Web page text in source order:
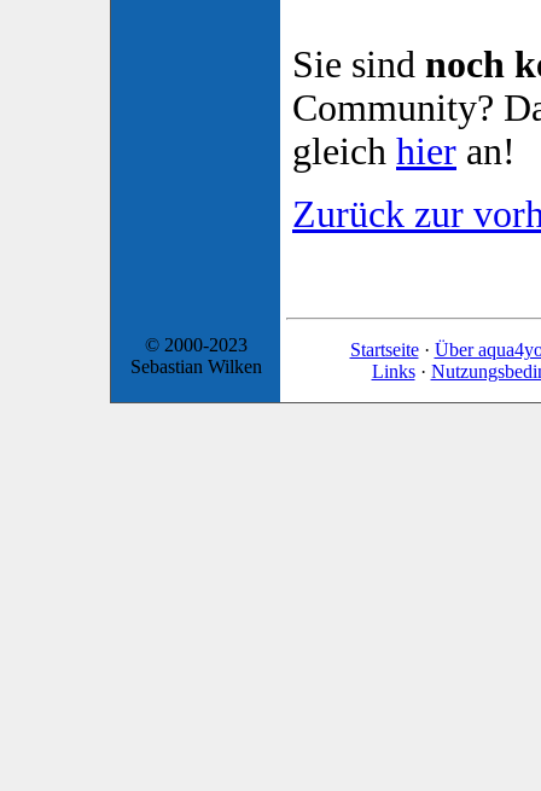
Sie sind noch
Community?
gleich hier an!
Zurück zur
© 2000-2023
Sebastian Wilken
Startseite· Über
Links·